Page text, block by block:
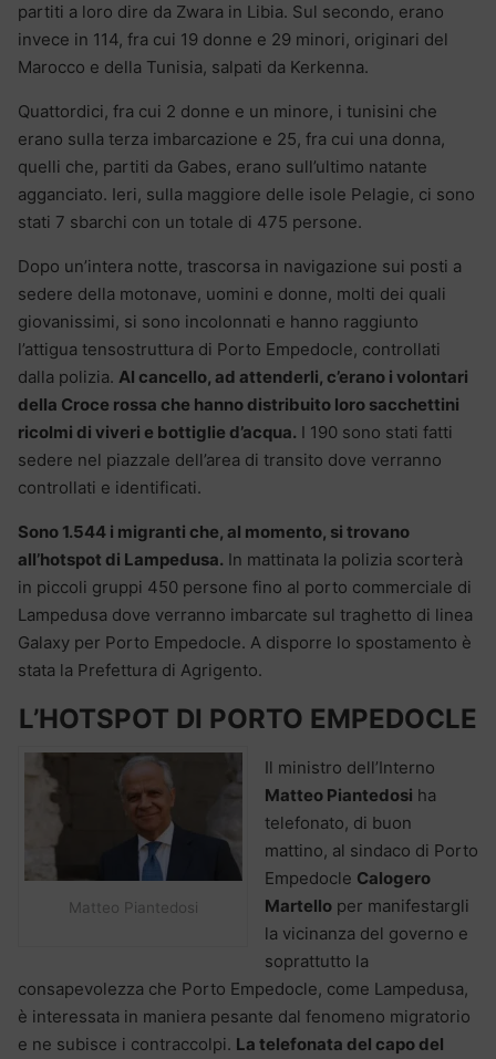
partiti a loro dire da Zwara in Libia. Sul secondo, erano
invece in 114, fra cui 19 donne e 29 minori, originari del
Marocco e della Tunisia, salpati da Kerkenna.
Quattordici, fra cui 2 donne e un minore, i tunisini che
erano sulla terza imbarcazione e 25, fra cui una donna,
quelli che, partiti da Gabes, erano sull’ultimo natante
agganciato. Ieri, sulla maggiore delle isole Pelagie, ci sono
stati 7 sbarchi con un totale di 475 persone.
Dopo un’intera notte, trascorsa in navigazione sui posti a
sedere della motonave, uomini e donne, molti dei quali
giovanissimi, si sono incolonnati e hanno raggiunto
l’attigua tensostruttura di Porto Empedocle, controllati
dalla polizia. Al cancello, ad attenderli, c’erano i volontari
della Croce rossa che hanno distribuito loro sacchettini
ricolmi di viveri e bottiglie d’acqua. I 190 sono stati fatti
sedere nel piazzale dell’area di transito dove verranno
controllati e identificati.
Sono 1.544 i migranti che, al momento, si trovano
all’hotspot di Lampedusa. In mattinata la polizia scorterà
in piccoli gruppi 450 persone fino al porto commerciale di
Lampedusa dove verranno imbarcate sul traghetto di linea
Galaxy per Porto Empedocle. A disporre lo spostamento è
stata la Prefettura di Agrigento.
L’HOTSPOT DI PORTO EMPEDOCLE
Matteo Piantedosi
Il ministro dell’Interno
Matteo Piantedosi ha
telefonato, di buon
mattino, al sindaco di Porto
Empedocle Calogero
Martello per manifestargli
la vicinanza del governo e
soprattutto la
consapevolezza che Porto Empedocle, come Lampedusa,
è interessata in maniera pesante dal fenomeno migratorio
e ne subisce i contraccolpi. La telefonata del capo del